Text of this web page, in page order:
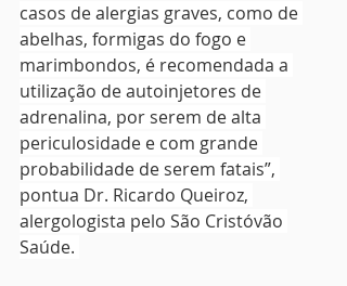
casos de alergias graves, como de
abelhas, formigas do fogo e
marimbondos, é recomendada a
utilização de autoinjetores de
adrenalina, por serem de alta
periculosidade e com grande
probabilidade de serem fatais”,
pontua Dr. Ricardo Queiroz,
alergologista pelo São Cristóvão
Saúde.